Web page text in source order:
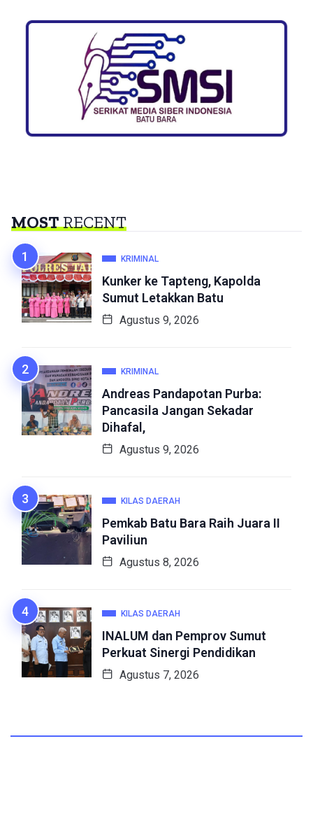
MOSTRECENT
KRIMINAL
Kunker ke Tapteng, Kapolda
Sumut Letakkan Batu
Agustus 9, 2026
KRIMINAL
Andreas Pandapotan Purba:
Pancasila Jangan Sekadar
Dihafal,
Agustus 9, 2026
KILAS DAERAH
Pemkab Batu Bara Raih Juara II
Paviliun
Agustus 8, 2026
KILAS DAERAH
INALUM dan Pemprov Sumut
Perkuat Sinergi Pendidikan
Agustus 7, 2026